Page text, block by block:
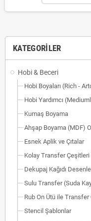
KATEGORILER
Hobi & Beceri
Hobi Boyaları (Rich -
Hobi Yardımcı
Kumaş Boyama
Ahşap Boyama (MDF)
Esnek Aplik ve Çıtalar
Kolay Transfer Çeşitleri
Dekupaj Kağıdı
Sulu Transfer (Suda
Rub On Ütü ile
Stencil Şablonlar